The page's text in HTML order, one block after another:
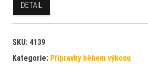
DETAIL
SKU: 4139
Kategorie: Přípravky během výkonu